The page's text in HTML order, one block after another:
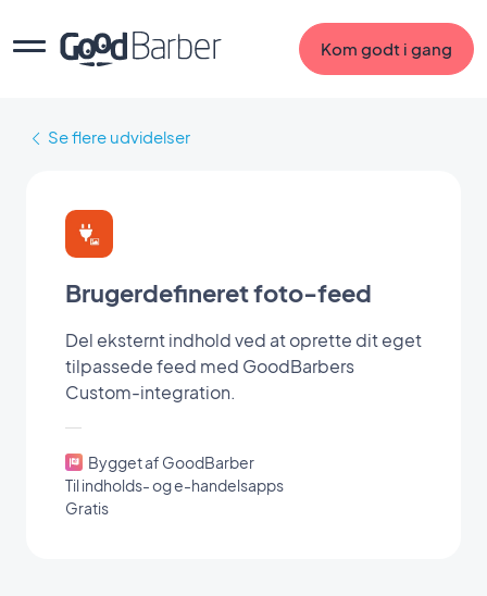
Kom godt i gang
Se flere udvidelser
Brugerdefineret foto-feed
Del eksternt indhold ved at oprette dit eget
tilpassede feed med GoodBarbers
Custom-integration.
Bygget af GoodBarber
Til indholds- og e-handelsapps
Gratis